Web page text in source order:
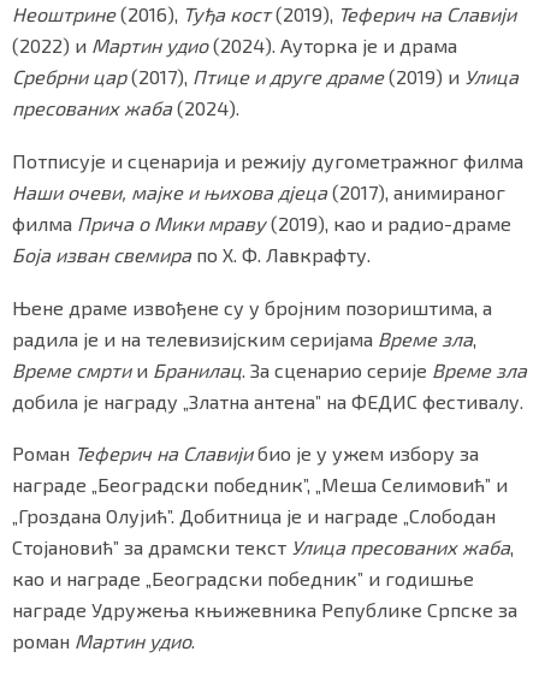
Неоштрине(2016), Туђа кост(2019), Теферич на Славији
(2022) и Мартин удио(2024). Ауторка је и драма
Сребрни цар(2017), Птице и друге драме(2019) и Улица
пресованих жаба(2024).
Потписује и сценарија и режију дугометражног филма
Наши очеви, мајке и њихова дјеца(2017), анимираног
филма Прича о Мики мраву(2019), као и радио-драме
Боја изван свемирапо Х. Ф. Лавкрафту.
Њене драме извођене су у бројним позориштима, а
радила је и на телевизијским серијама Време зла,
Време смртии Бранилац . За сценарио серије Време зла
добила је награду „Златна антена” на ФЕДИС фестивалу.
Роман Теферич на Славијибио је у ужем избору за
награде „Београдски победник”, „Меша Селимовић” и
„Гроздана Олујић”. Добитница је и награде „Слободан
Стојановић” за драмски текст Улица пресованих жаба,
као и награде „Београдски победник” и годишње
награде Удружења књижевника Републике Српске за
роман Мартин удио.
redakcija@gradskeinfo.rs
Маркетинг|Услови коришћења|Политика
ПРЕУЗМИТЕ НАШУ АПЛИКАЦИЈУ